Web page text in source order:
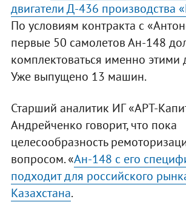
двигатели Д-436 производства
По условиям контракта с
первые 50 самолетов Ан-148
комплектоваться именно этими
Уже выпущено 13 машин.
Старший аналитик ИГ «АРТ-
Андрейченко говорит, что пока
целесообразность
вопросом. «Ан-148 с его
подходит для российского
Казахстана.